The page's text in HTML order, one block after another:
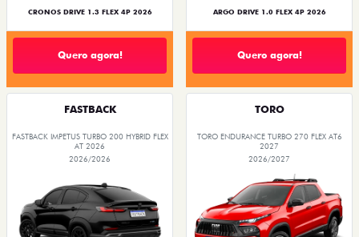
CRONOS DRIVE 1.3 FLEX 4P 2026
Quero agora!
ARGO DRIVE 1.0 FLEX 4P 2026
Quero agora!
FASTBACK
FASTBACK IMPETUS TURBO 200 HYBRID FLEX
AT 2026
2026/2026
TORO
TORO ENDURANCE TURBO 270 FLEX AT6
2027
2026/2027